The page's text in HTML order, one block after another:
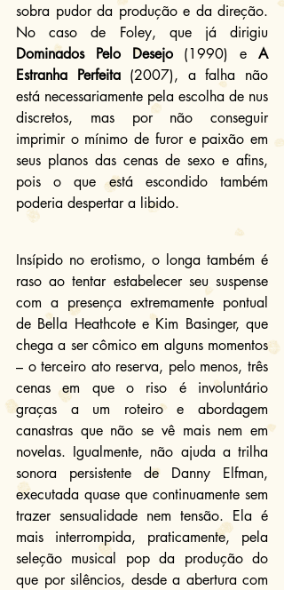
sobra pudor da produção e da direção.
Dominados Pelo Desejo (1990) e A
Estranha Perfeita (2007), a falha não
está necessariamente pela escolha de nus
discretos, mas por não conseguir
imprimir o mínimo de furor e paixão em
seus planos das cenas de sexo e afins,
pois o que está escondido também
poderia despertar a libido.
Insípido no erotismo, o longa também é
raso ao tentar estabelecer seu suspense
com a presença extremamente pontual
de Bella Heathcote e Kim Basinger, que
chega a ser cômico em alguns momentos
– o terceiro ato reserva, pelo menos, três
cenas em que o riso é involuntário
graças a um roteiro e abordagem
canastras que não se vê mais nem em
novelas. Igualmente, não ajuda a trilha
sonora persistente de Danny Elfman,
executada quase que continuamente sem
trazer sensualidade nem tensão. Ela é
mais interrompida, praticamente, pela
seleção musical pop da produção do
que por silêncios, desde a abertura com